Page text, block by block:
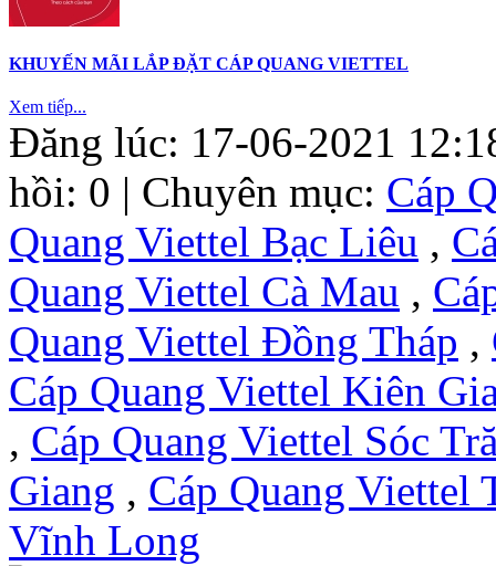
KHUYẾN MÃI LẮP ĐẶT CÁP QUANG VIETTEL
Xem tiếp...
Đăng lúc: 17-06-2021
hồi: 0 | Chuyên mục: Cáp
Quang Viettel Bạc Liêu ,
Quang Viettel Cà Mau ,
Quang Viettel Đồng Tháp ,
Cáp Quang Viettel Kiên
, Cáp Quang Viettel Sóc
Giang , Cáp Quang Viettel
Vĩnh Long